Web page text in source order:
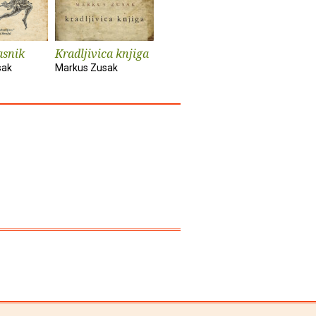
Kradljivica knjiga
Markus Zusak